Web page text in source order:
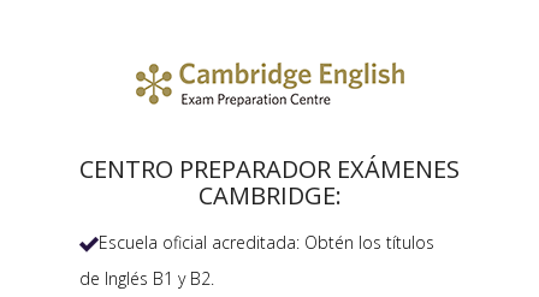
CENTRO PREPARADOR EXÁMENES
CAMBRIDGE:
Escuela oficial acreditada: Obtén los títulos
de Inglés B1 y B2.